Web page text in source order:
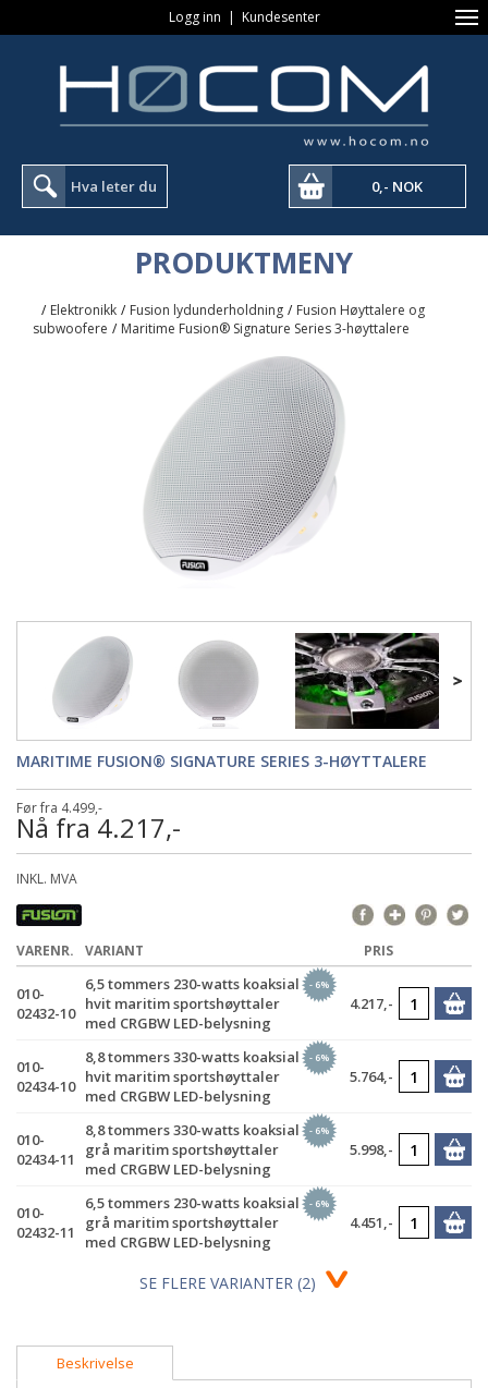
Logg inn | Kundesenter
0,- NOK
PRODUKTMENY
/ Elektronikk / Fusion lydunderholdning / Fusion Høyttalere og
subwoofere / Maritime Fusion® Signature Series 3-høyttalere
MARITIME FUSION® SIGNATURE SERIES 3-HØYTTALERE
Før fra 4.499,-
Nå fra 4.217,-
INKL. MVA
VARENR. VARIANT PRIS
010-
02432-10
6,5 tommers 230-watts koaksial
hvit maritim sportshøyttaler
med CRGBW LED-belysning
4.217,-
- 6%
010-
02434-10
8,8 tommers 330-watts koaksial
hvit maritim sportshøyttaler
med CRGBW LED-belysning
5.764,-
- 6%
010-
02434-11
8,8 tommers 330-watts koaksial
grå maritim sportshøyttaler
med CRGBW LED-belysning
5.998,-
- 6%
010-
02432-11
6,5 tommers 230-watts koaksial
grå maritim sportshøyttaler
med CRGBW LED-belysning
4.451,-
- 6%
SE FLERE VARIANTER (2)
Beskrivelse